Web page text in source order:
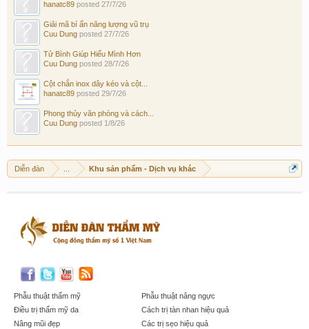
hanatc89 posted 27/7/26
Giải mã bí ẩn năng lượng vũ trụ
Cuu Dung posted 27/7/26
Tử Bình Giúp Hiểu Mình Hơn
Cuu Dung posted 28/7/26
Cột chắn inox dây kéo và cột...
hanatc89 posted 29/7/26
Phong thủy văn phòng và cách...
Cuu Dung posted 1/8/26
Diễn đàn Khu sản phẩm - Dịch vụ khác
Phẫu thuật thẩm mỹ
Điều trị thẩm mỹ da
Nâng mũi đẹp
Phẫu thuật nâng ngực
Cách trị tàn nhan hiệu quả
Các trị sẹo hiệu quả